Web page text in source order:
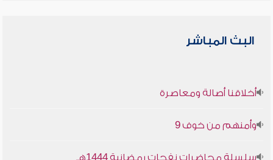
البث المباشر
أخلاقنا أصالة ومعاصرة
وأمنهم من خوف 9
سلسلة محاضرات نفحات رمضانية 1444هـ